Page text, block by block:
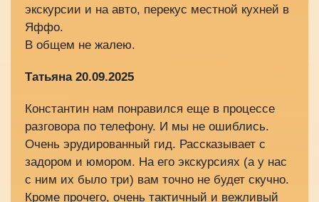
экскурсии и на авто, перекус местной кухней в
Яффо.
В общем не жалею.
Татьяна 20.09.2025
Константин нам понравился еще в процессе
разговора по телефону. И мы не ошиблись.
Очень эрудированный гид. Рассказывает с
задором и юмором. На его экскурсиях (а у нас
с ним их было три) вам точно не будет скучно.
Кроме прочего, очень тактичный и вежливый